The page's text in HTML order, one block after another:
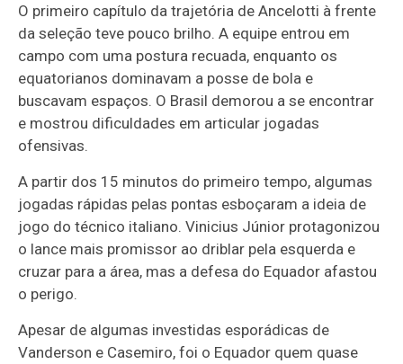
O primeiro capítulo da trajetória de Ancelotti à frente
da seleção teve pouco brilho. A equipe entrou em
campo com uma postura recuada, enquanto os
equatorianos dominavam a posse de bola e
buscavam espaços. O Brasil demorou a se encontrar
e mostrou dificuldades em articular jogadas
ofensivas.
A partir dos 15 minutos do primeiro tempo, algumas
jogadas rápidas pelas pontas esboçaram a ideia de
jogo do técnico italiano. Vinicius Júnior protagonizou
o lance mais promissor ao driblar pela esquerda e
cruzar para a área, mas a defesa do Equador afastou
o perigo.
Apesar de algumas investidas esporádicas de
Vanderson e Casemiro, foi o Equador quem quase